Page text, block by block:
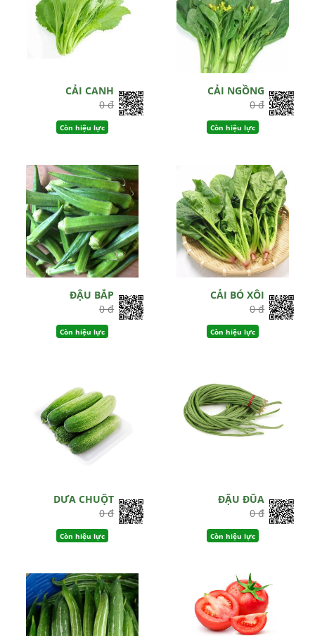
CẢI CANH
0 đ
Còn hiệu lực
CẢI NGỒNG
0 đ
Còn hiệu lực
ĐẬU BẮP
0 đ
Còn hiệu lực
CẢI BÓ XÔI
0 đ
Còn hiệu lực
DƯA CHUỘT
0 đ
Còn hiệu lực
ĐẬU ĐŨA
0 đ
Còn hiệu lực